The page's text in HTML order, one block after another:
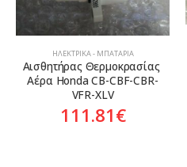
ΗΛΕΚΤΡΙΚΆ - ΜΠΑΤΑΡΊΑ
Αισθητήρας Θερμοκρασίας
Αέρα Honda CB-CBF-CBR-
VFR-XLV
111.81€